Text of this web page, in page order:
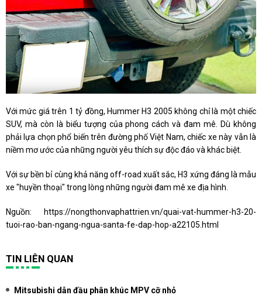
Với mức giá trên 1 tỷ đồng, Hummer H3 2005 không chỉ là một chiếc
SUV, mà còn là biểu tượng của phong cách và đam mê. Dù không
phải lựa chọn phổ biến trên đường phố Việt Nam, chiếc xe này vẫn là
niềm mơ ước của những người yêu thích sự độc đáo và khác biệt.
Với sự bền bỉ cùng khả năng off-road xuất sắc, H3 xứng đáng là mẫu
xe "huyền thoại" trong lòng những người đam mê xe địa hình.
Nguồn:
https://nongthonvaphattrien.vn/quai-vat-hummer-h3-20-
tuoi-rao-ban-ngang-ngua-santa-fe-dap-hop-a22105.html
TIN LIÊN QUAN
Mitsubishi dẫn đầu phân khúc MPV cỡ nhỏ